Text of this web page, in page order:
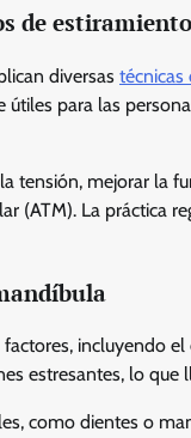
de
diversas técnicas
para las
tensión, mejorar la
(ATM). La práctica
incluyendo
estresantes, lo que
como dientes o